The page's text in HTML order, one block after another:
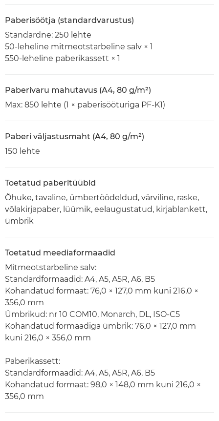
Paberisöötja (standardvarustus)
Standardne: 250 lehte
50-leheline mitmeotstarbeline salv × 1
550-leheline paberikassett × 1
Paberivaru mahutavus (A4, 80 g/m²)
Max: 850 lehte (1 × paberisööturiga PF-K1)
Paberi väljastusmaht (A4, 80 g/m²)
150 lehte
Toetatud paberitüübid
Õhuke, tavaline, ümbertöödeldud, värviline, raske,
võlakirjapaber, lüümik, eelaugustatud, kirjablankett,
ümbrik
Toetatud meediaformaadid
Mitmeotstarbeline salv:
Standardformaadid: A4, A5, A5R, A6, B5
Kohandatud formaat: 76,0 × 127,0 mm kuni 216,0 ×
356,0 mm
Ümbrikud: nr 10 COM10, Monarch, DL, ISO-C5
Kohandatud formaadiga ümbrik: 76,0 × 127,0 mm
kuni 216,0 × 356,0 mm
Paberikassett:
Standardformaadid: A4, A5, A5R, A6, B5
Kohandatud formaat: 98,0 × 148,0 mm kuni 216,0 ×
356,0 mm